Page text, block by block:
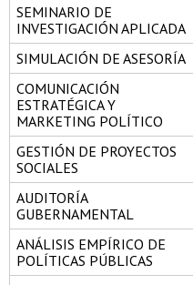
SEMINARIO DE
INVESTIGACIÓN APLICADA
SIMULACIÓN DE ASESORÍA
COMUNICACIÓN
ESTRATÉGICA Y
MARKETING POLÍTICO
GESTIÓN DE PROYECTOS
SOCIALES
AUDITORÍA
GUBERNAMENTAL
ANÁLISIS EMPÍRICO DE
POLÍTICAS PÚBLICAS